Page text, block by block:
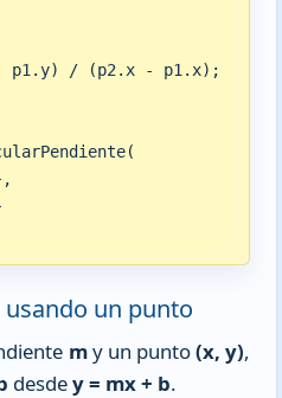
p1.y) / (p2.x - p1.x);
usando un punto
my un punto(x, y),
desdey = mx + b.